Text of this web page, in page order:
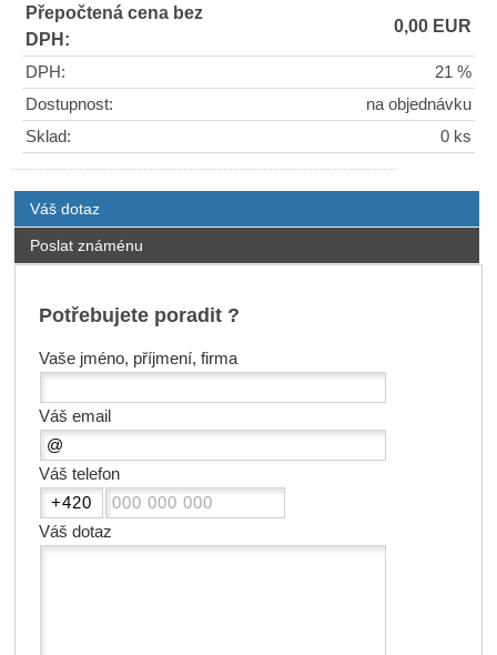
Přepočtená cena bez
DPH:
0,00 EUR
DPH:
21 %
Dostupnost:
na objednávku
Sklad:
0 ks
Váš dotaz
Poslat známénu
Potřebujete poradit ?
Vaše jméno, příjmení, firma
Váš email
Váš telefon
Váš dotaz